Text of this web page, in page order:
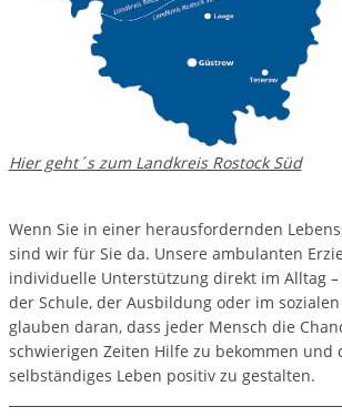
Hier geht´s zum Landkreis Rostock Süd
Wenn Sie in einer herausfordernden
sind wir für Sie da. Unsere ambulanten
individuelle Unterstützung direkt im Alltag –
der Schule, der Ausbildung oder im
glauben daran, dass jeder Mensch die
schwierigen Zeiten Hilfe zu bekommen und
selbständiges Leben positiv zu gestalten.